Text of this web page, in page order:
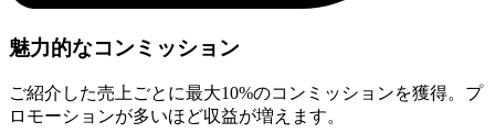
魅力的なコンミッション
ご紹介した売上ごとに最大10%のコンミッションを獲得。プ
ロモーションが多いほど収益が増えます。